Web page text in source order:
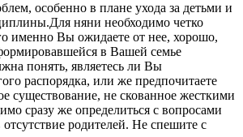
особенно в плане ухода за детьми и
​Для няни необходимо четко
именно Вы ожидаете от нее, хорошо,
в Вашей семье
понять, являетесь ли Вы
распорядка, или же предпочитаете
существование, не скованное жесткими
сразу же определиться с вопросами
родителей. Не спешите с